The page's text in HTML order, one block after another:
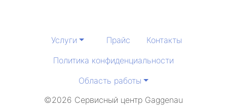
Услуги Прайс
Контакты
Политика конфиденциальности
Область работы
©2026 Сервисный центр Gaggenau